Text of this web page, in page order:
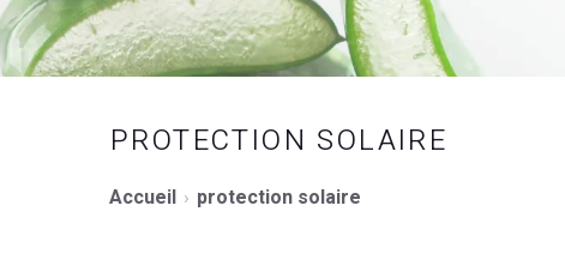
PROTECTION SOLAIRE
Accueil protection solaire